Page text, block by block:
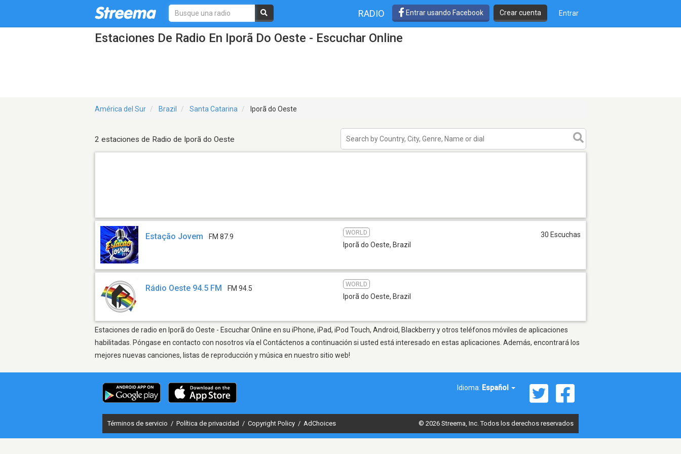
RADIO Entrar usando Facebook Crear cuenta Entrar
Estaciones De Radio En Iporã Do Oeste - Escuchar Online
América del Sur Brazil Santa Catarina Iporã do Oeste
2 estaciones de Radio de Iporã do Oeste
Estação Jovem FM 87.9
WORLD
Iporã do Oeste, Brazil
30 Escuchas
Rádio Oeste 94.5 FM FM 94.5
WORLD
Iporã do Oeste, Brazil
Estaciones de radio en Iporã do Oeste - Escuchar Online en su iPhone, iPad, iPod Touch, Android, Blackberry y otros teléfonos móviles de aplicaciones
habilitadas. Póngase en contacto con nosotros vía el Contáctenos a continuación si usted está interesado en estas aplicaciones. Además, encontrará los
mejores nuevas canciones, listas de reproducción y música en nuestro sitio web!
Idioma: Español
Términos de servicio / Política de privacidad / Copyright Policy / AdChoices © 2026 Streema, Inc. Todos los derechos reservados